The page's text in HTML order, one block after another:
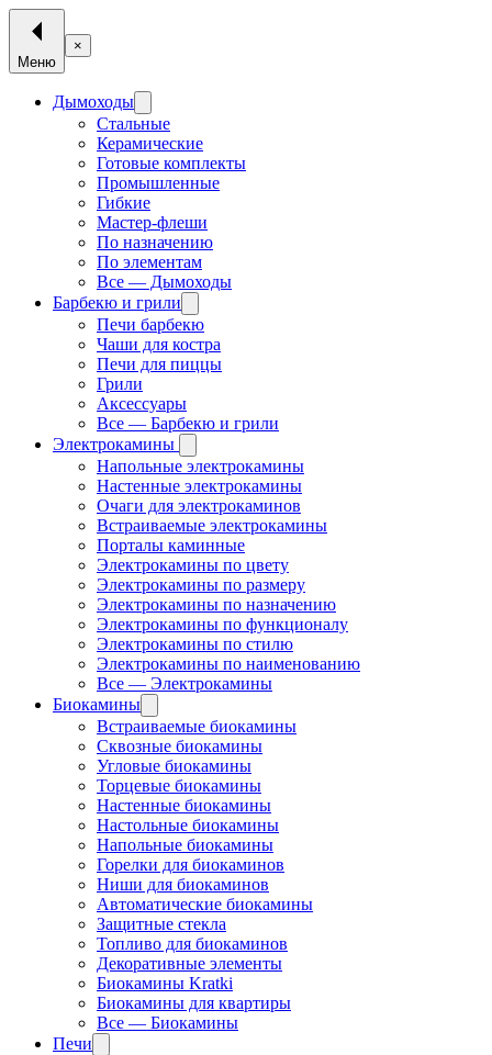
Меню
×
Дымоходы
Стальные
Керамические
Готовые комплекты
Промышленные
Гибкие
Мастер-флеши
По назначению
По элементам
Все — Дымоходы
Барбекю и грили
Печи барбекю
Чаши для костра
Печи для пиццы
Грили
Аксессуары
Все — Барбекю и грили
Электрокамины
Напольные электрокамины
Настенные электрокамины
Очаги для электрокаминов
Встраиваемые электрокамины
Порталы каминные
Электрокамины по цвету
Электрокамины по размеру
Электрокамины по назначению
Электрокамины по функционалу
Электрокамины по стилю
Электрокамины по наименованию
Все — Электрокамины
Биокамины
Встраиваемые биокамины
Сквозные биокамины
Угловые биокамины
Торцевые биокамины
Настенные биокамины
Настольные биокамины
Напольные биокамины
Горелки для биокаминов
Ниши для биокаминов
Автоматические биокамины
Защитные стекла
Топливо для биокаминов
Декоративные элементы
Биокамины Kratki
Биокамины для квартиры
Все — Биокамины
Печи